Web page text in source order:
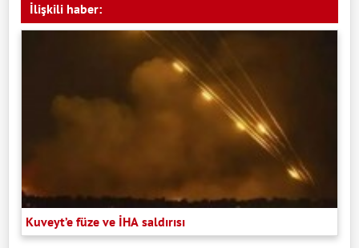
İlişkili haber:
Kuveyt’e füze ve İHA saldırısı